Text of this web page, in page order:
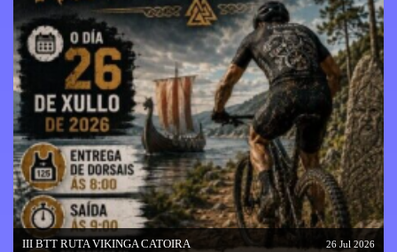
III BTT RUTA VIKINGA CATOIRA 26 Jul 2026